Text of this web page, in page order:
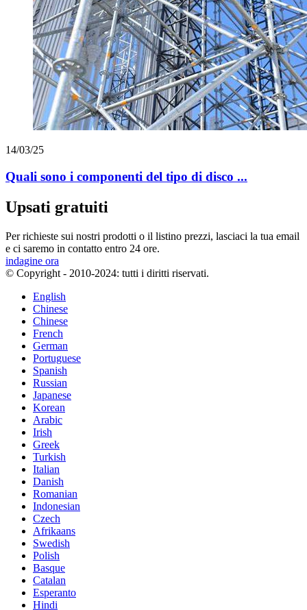
14/03/25
Quali sono i componenti del tipo di disco ...
Upsati gratuiti
Per richieste sui nostri prodotti o il listino prezzi, lasciaci la tua email
e ci saremo in contatto entro 24 ore.
indagine ora
© Copyright - 2010-2024: tutti i diritti riservati.
English
Chinese
Chinese
French
German
Portuguese
Spanish
Russian
Japanese
Korean
Arabic
Irish
Greek
Turkish
Italian
Danish
Romanian
Indonesian
Czech
Afrikaans
Swedish
Polish
Basque
Catalan
Esperanto
Hindi